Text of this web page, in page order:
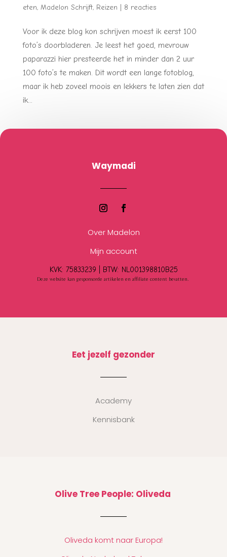
eten, Madelon Schrijft, Reizen 8 reacties
Voor ik deze blog kon schrijven moest ik eerst 100
foto’s doorbladeren. Je leest het goed, mevrouw
paparazzi hier presteerde het in minder dan 2 uur
100 foto’s te maken. Dit wordt een lange fotoblog,
maar ik heb zoveel moois en lekkers te laten zien dat
ik...
Waymadi
Over Madelon
Mijn account
KVK: 75833239 | BTW: NL001398810B25
Deze website kan gesponsorde artikelen en affiliate content bevatten.
Eet jezelf gezonder
Academy
Kennisbank
Olive Tree People: Oliveda
Oliveda komt naar Europa!